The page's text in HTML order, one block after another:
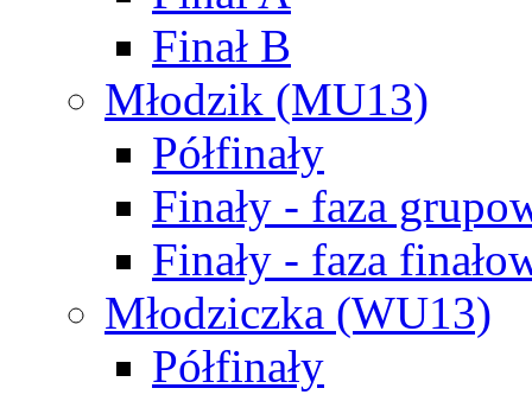
Finał B
Młodzik (MU13)
Półfinały
Finały - faza
Finały - faza
Młodziczka (WU13)
Półfinały